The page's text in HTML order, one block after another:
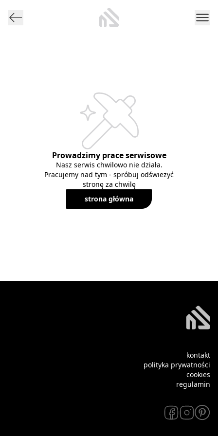
Prowadzimy prace serwisowe
Nasz serwis chwilowo nie działa.
Pracujemy nad tym - spróbuj odświeżyć
stronę za chwilę
strona główna
kontakt
polityka prywatności
cookies
regulamin